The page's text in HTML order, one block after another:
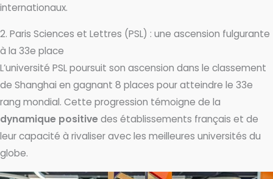
internationaux.
2. Paris Sciences et Lettres (PSL) : une ascension fulgurante
à la 33e place
L’université PSL poursuit son ascension dans le classement
de Shanghai en gagnant 8 places pour atteindre le 33e
rang mondial. Cette progression témoigne de la
dynamique positive des établissements français et de
leur capacité à rivaliser avec les meilleures universités du
globe.